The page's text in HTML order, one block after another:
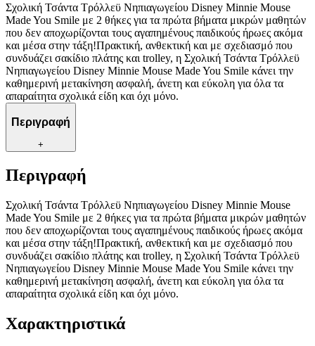
Σχολική Τσάντα Τρόλλεϋ Νηπιαγωγείου Disney Minnie Mouse
Made You Smile με 2 θήκες για τα πρώτα βήματα μικρών μαθητών
που δεν αποχωρίζονται τους αγαπημένους παιδικούς ήρωες ακόμα
και μέσα στην τάξη!Πρακτική, ανθεκτική και με σχεδιασμό που
συνδυάζει σακίδιο πλάτης και trolley, η Σχολική Τσάντα Τρόλλεϋ
Νηπιαγωγείου Disney Minnie Mouse Made You Smile κάνει την
καθημερινή μετακίνηση ασφαλή, άνετη και εύκολη για όλα τα
απαραίτητα σχολικά είδη και όχι μόνο.
Περιγραφή
+
Περιγραφή
Σχολική Τσάντα Τρόλλεϋ Νηπιαγωγείου Disney Minnie Mouse
Made You Smile με 2 θήκες για τα πρώτα βήματα μικρών μαθητών
που δεν αποχωρίζονται τους αγαπημένους παιδικούς ήρωες ακόμα
και μέσα στην τάξη!Πρακτική, ανθεκτική και με σχεδιασμό που
συνδυάζει σακίδιο πλάτης και trolley, η Σχολική Τσάντα Τρόλλεϋ
Νηπιαγωγείου Disney Minnie Mouse Made You Smile κάνει την
καθημερινή μετακίνηση ασφαλή, άνετη και εύκολη για όλα τα
απαραίτητα σχολικά είδη και όχι μόνο.
Χαρακτηριστικά